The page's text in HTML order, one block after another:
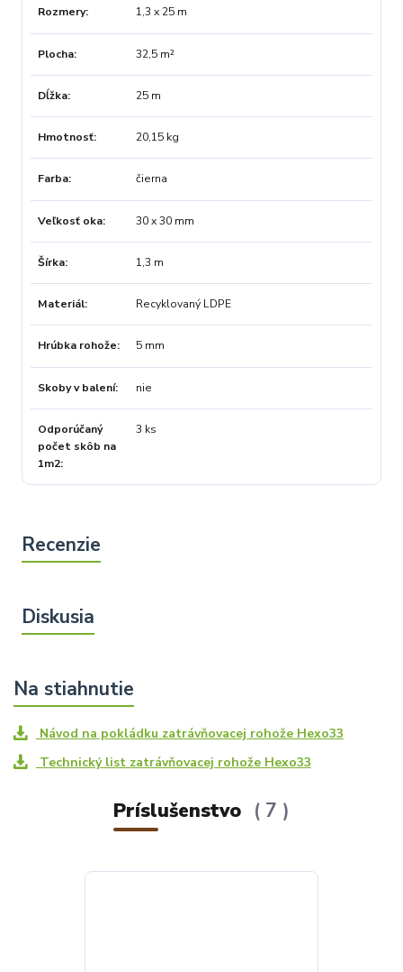
Rozmery 1,3 x 25 m
Plocha 32,5 m²
Dĺžka 25 m
Hmotnosť 20,15 kg
Farba čierna
Veľkosť oka 30 x 30 mm
Šírka 1,3 m
Materiál Recyklovaný LDPE
Hrúbka rohože 5 mm
Skoby v balení nie
Odporúčaný
počet skôb na
1m2
3 ks
Návod na pokládku zatrávňovacej rohože Hexo33
Technický list zatrávňovacej rohože Hexo33
Príslušenstvo 7